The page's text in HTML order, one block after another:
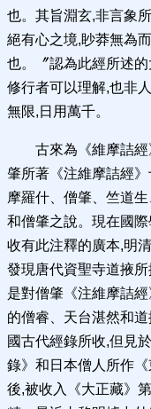
也。其旨淵玄,非言象
絕有心之境,眇莽無為
也。〞認為此經所述
修行者可以理解,也非
無限,日用萬千。
古來為《維摩詰
肇所著《注維摩詰經
摩羅什、僧肇、竺道
和僧肇之說。現在國
收有此注釋的廣本,明
發現唐代資聖寺道掖
是對僧肇《注維摩詰
的僧睿、天台湛然和
國古代經錄所收,但見
錄》和日本僧人所作
後,被收入《大正藏》